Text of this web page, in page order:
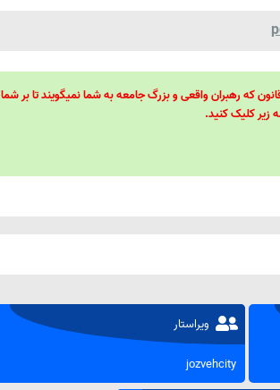
قدرت! 48 فرمول برای تسلط کامل بر اطرافیانتان! 48 راه برای رهبری گروه، جمع و زیر دستانتان! 48 قانون که رهبران واقعی و بزرگ جامعه به شما نمیگویند تا بر شما
زیر کلیک کنید.
ویراستار
jozvehcity